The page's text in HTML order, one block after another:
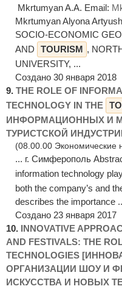
Mkrtumyan A.A. Email:
Mkrtumyan Alyona
SOCIO-ECONOMIC
AND
TOURISM ,
UNIVERSITY, ...
Создано 30 января 2018
9. THE ROLE OF
TECHNOLOGY IN THE
ИНФОРМАЦИОННЫХ И
ТУРИСТСКОЙ
(08.00.00 Экономические
... г. Симферополь
information technology
both the company’s and
describes the importance
Создано 23 января 2017
10. INNOVATIVE
AND FESTIVALS: THE
TECHNOLOGIES
ОРГАНИЗАЦИИ ШОУ И
ИСКУССТВА И НОВЫХ